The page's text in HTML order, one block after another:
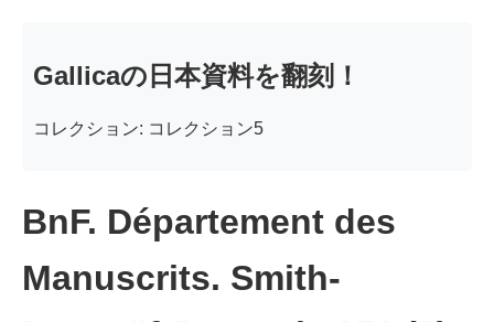
Gallicaの日本資料を翻刻！
コレクション: コレクション5
BnF. Département des
Manuscrits. Smith-